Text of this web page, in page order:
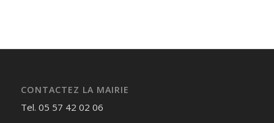
CONTACTEZ LA MAIRIE
Tel. 05 57 42 02 06